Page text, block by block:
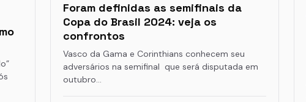
Foram definidas as semifinais da
Copa do Brasil 2024: veja os
confrontos
Vasco da Gama e Corinthians conhecem seu
adversários na semifinal que será disputada em
outubro…